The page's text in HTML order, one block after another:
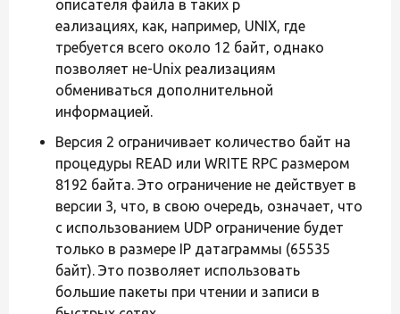
описателя файла в таких р
еализациях, как, например, UNIX, где
требуется всего около 12 байт, однако
позволяет не-Unix реализациям
обмениваться дополнительной
информацией.
Версия 2 ограничивает количество байт на
процедуры READ или WRITE RPC размером
8192 байта. Это ограничение не действует в
версии 3, что, в свою очередь, означает, что
с использованием UDP ограничение будет
только в размере IP датаграммы (65535
байт). Это позволяет использовать
большие пакеты при чтении и записи в